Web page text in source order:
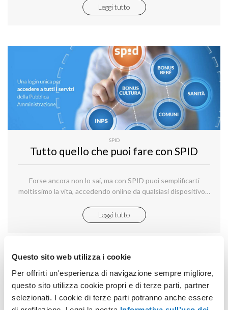
Questo sito web utilizza i cookie
Per offrirti un'esperienza di navigazione sempre migliore,
questo sito utilizza cookie propri e di terze parti, partner
selezionati. I cookie di terze parti potranno anche essere
Leggi tutto
SPID
Tutto quello che puoi fare con SPID
Forse ancora non lo sai, ma con SPID puoi semplificarti
moltissimo la vita, accedendo online da qualsiasi dispositivo a
Leggi tutto